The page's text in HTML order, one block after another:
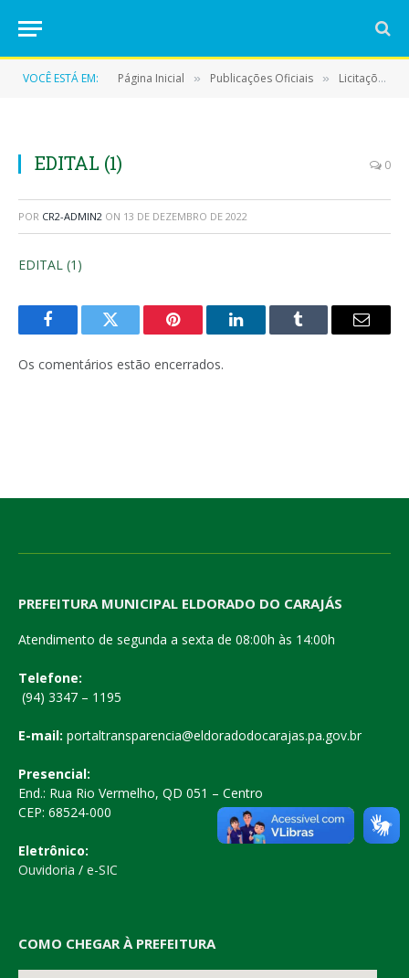
VOCÊ ESTÁ EM: Página Inicial » Publicações Oficiais » Licitações
EDITAL (1) 0
POR CR2-ADMIN2 ON 13 DE DEZEMBRO DE 2022
EDITAL (1)
FacebookTwitter Pinterest LinkedInTumblr
E-
Os comentários estão encerrados.
PREFEITURA MUNICIPAL ELDORADO DO CARAJÁS
Atendimento de segunda a sexta de 08:00h às 14:00h
Telefone:
(94) 3347 – 1195
E-mail: portaltransparencia@eldoradodocarajas.pa.gov.br
Presencial:
End.: Rua Rio Vermelho, QD 051 – Centro
CEP: 68524-000
Eletrônico:
Ouvidoria / e-SIC
COMO CHEGAR À PREFEITURA